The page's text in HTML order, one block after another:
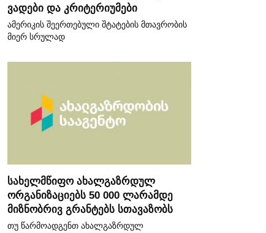
ვადები და კრიტერიუმები
ამერიკის შეერთებული შტატების მთავრობის
მიერ სრულად
სახელმწიფო ახალგაზრდულ
ორგანიზაციებს 50 000 ლარამდე
მიზნობრივ გრანტებს სთავაზობს
თუ წარმოადგენთ ახალგაზრდულ